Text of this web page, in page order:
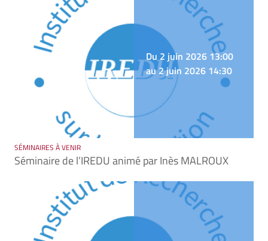
Du 2 juin 2026 13:00
au 2 juin 2026 14:30
SÉMINAIRES À VENIR
Séminaire de l’IREDU animé par Inès MALROUX